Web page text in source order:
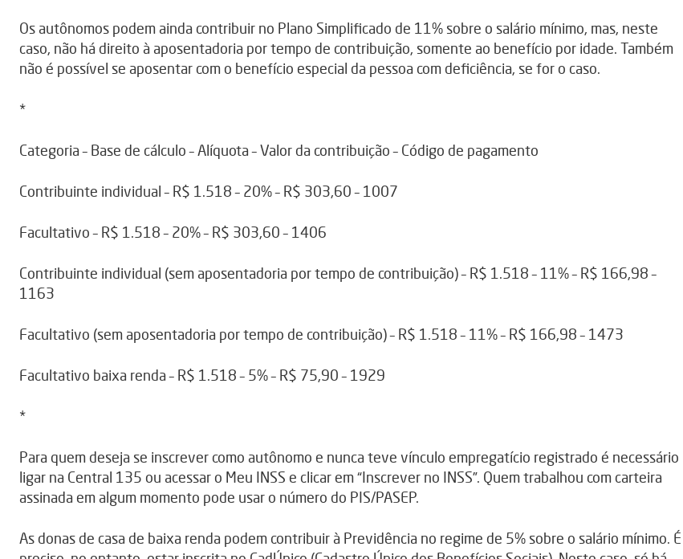
Os autônomos podem ainda contribuir no Plano Simplificado de 11% sobre o salário mínimo, mas, neste
caso, não há direito à aposentadoria por tempo de contribuição, somente ao benefício por idade. Também
não é possível se aposentar com o benefício especial da pessoa com deficiência, se for o caso.
*
Categoria – Base de cálculo – Alíquota – Valor da contribuição – Código de pagamento
Contribuinte individual – R$ 1.518 – 20% – R$ 303,60 – 1007
Facultativo – R$ 1.518 – 20% – R$ 303,60 – 1406
Contribuinte individual (sem aposentadoria por tempo de contribuição) – R$ 1.518 – 11% – R$ 166,98 –
1163
Facultativo (sem aposentadoria por tempo de contribuição) – R$ 1.518 – 11% – R$ 166,98 – 1473
Facultativo baixa renda – R$ 1.518 – 5% – R$ 75,90 – 1929
*
Para quem deseja se inscrever como autônomo e nunca teve vínculo empregatício registrado é necessário
ligar na Central 135 ou acessar o Meu INSS e clicar em “Inscrever no INSS”. Quem trabalhou com carteira
assinada em algum momento pode usar o número do PIS/PASEP.
As donas de casa de baixa renda podem contribuir à Previdência no regime de 5% sobre o salário mínimo. É